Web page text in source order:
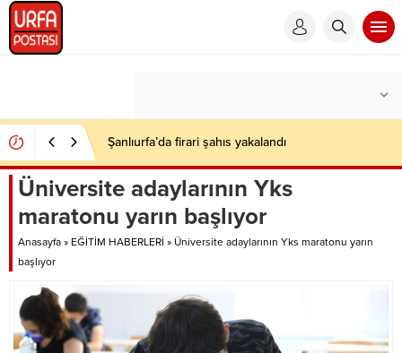
Şanlıurfa’da firari şahıs yakalandı
Üniversite adaylarının Yks
maratonu yarın başlıyor
Anasayfa » EĞİTİM HABERLERİ » Üniversite adaylarının Yks maratonu yarın
başlıyor